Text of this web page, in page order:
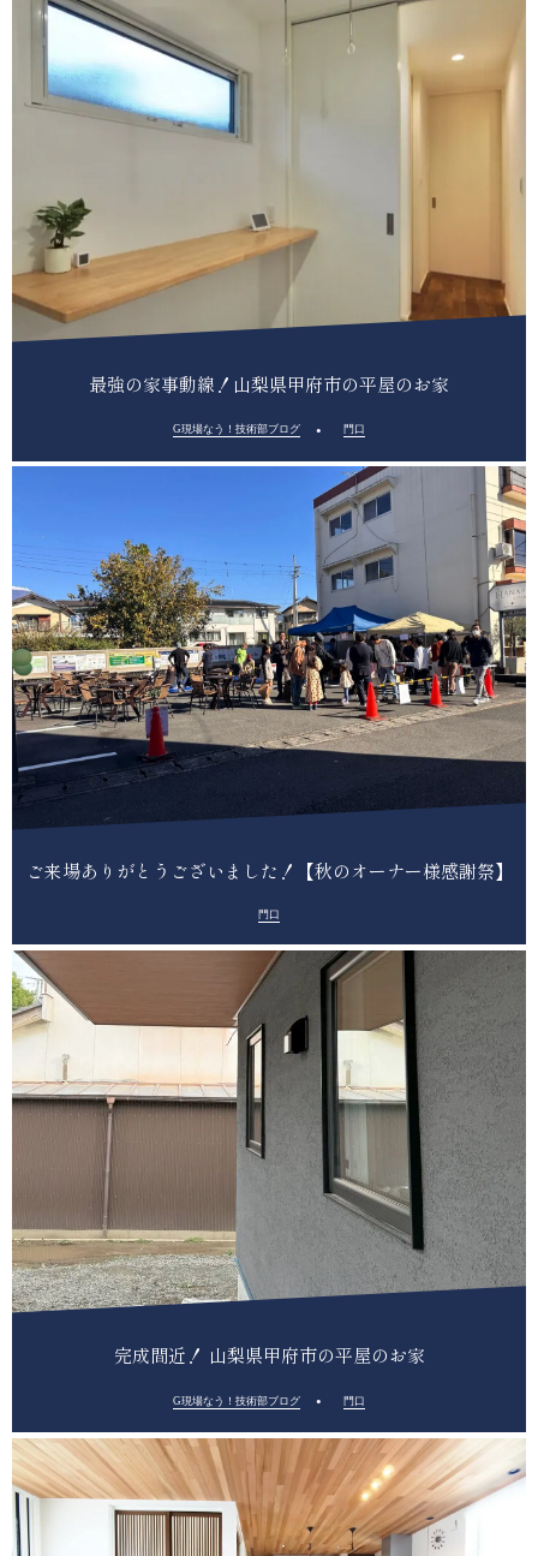
最強の家事動線！山梨県甲府市の平屋のお家
G現場なう！技術部ブログ 門口
ご来場ありがとうございました！【秋のオーナー様感謝祭】
門口
完成間近！ 山梨県甲府市の平屋のお家
G現場なう！技術部ブログ 門口